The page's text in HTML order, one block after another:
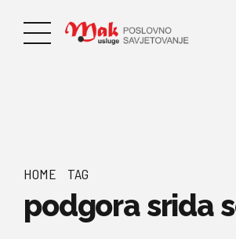
HOME TAG
podgora srida